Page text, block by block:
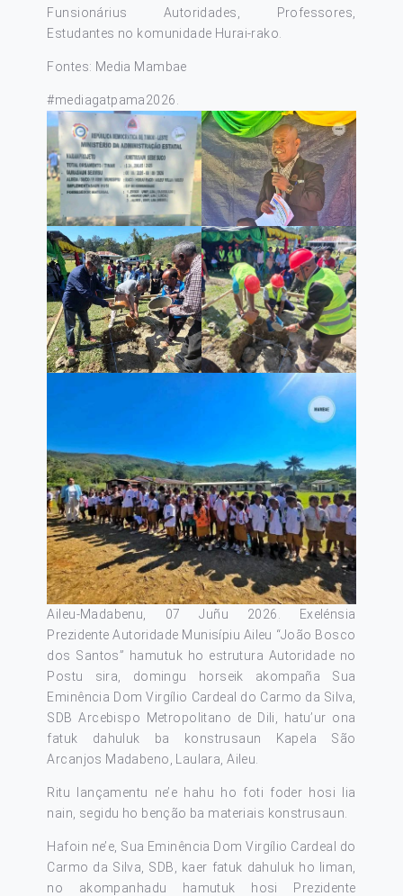
Funsionárius Autoridades, Professores,
Estudantes no komunidade Hurai-rako.
Fontes: Media Mambae
#mediagatpama2026
Aileu-Madabenu, 07 Juñu 2026. Exelénsia
Prezidente Autoridade Munisípiu Aileu “João Bosco
dos Santos” hamutuk ho estrutura Autoridade no
Postu sira, domingu horseik akompaña Sua
Eminência Dom Virgílio Cardeal do Carmo da Silva,
SDB Arcebispo Metropolitano de Dili, hatu’ur ona
fatuk dahuluk ba konstrusaun Kapela São
Arcanjos Madabeno, Laulara, Aileu.
Ritu lançamentu ne’e hahu ho foti foder hosi lia
nain, segidu ho benção ba materiais konstrusaun.
Hafoin ne’e, Sua Eminência Dom Virgílio Cardeal do
Carmo da Silva, SDB, kaer fatuk dahuluk ho liman,
no akompanhadu hamutuk hosi Prezidente